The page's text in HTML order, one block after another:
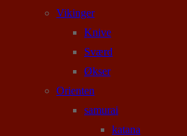
Vikinger
Knive
Sværd
Økser
Orienten
samurai
katana